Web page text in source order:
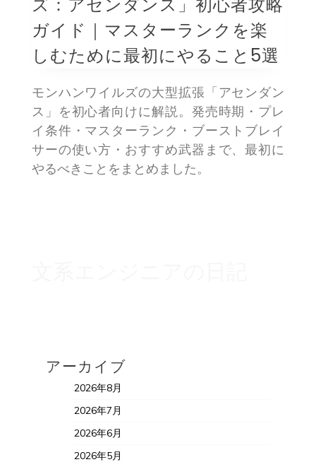
ズ：アセンダンス」初心者攻略
ガイド｜マスターランクを楽
しむために最初にやること5選
モンハンワイルズの大型拡張「アセンダン
ス」を初心者向けに解説。発売時期・プレ
イ条件・マスターランク・ブーストブレイ
サーの使い方・おすすめ武器まで、最初に
やるべきことをまとめました。
アーカイブ
2026年8月
2026年7月
2026年6月
2026年5月